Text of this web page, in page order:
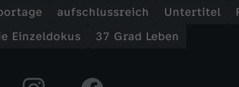
aufschlussreich Untertitel
Einzeldokus
37 Grad Leben